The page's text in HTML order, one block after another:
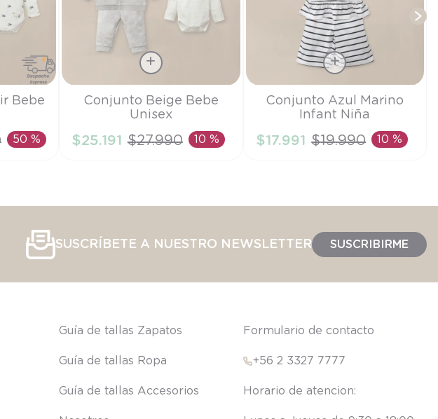
Bebe
50 %
Talla
AÑADIR AL CARRITO
Conjunto Beige Bebe
Unisex
$25.191 $27.990 10 %
Talla
AÑADIR AL CARRITO
Conjunto Azul Marino
Infant Niña
$17.991 $19.990 10 %
SUSCRÍBETE A NUESTRO NEWSLETTER SUSCRIBIRME
Guía de tallas Zapatos
Guía de tallas Ropa
Guía de tallas Accesorios
Formulario de contacto
+56 2 3327 7777